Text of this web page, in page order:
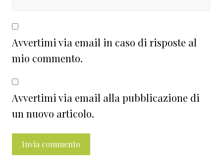
Avvertimi via email in caso di risposte al
mio commento.
Avvertimi via email alla pubblicazione di
un nuovo articolo.